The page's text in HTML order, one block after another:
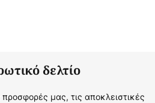
δελτίο
μας, τις αποκλειστικές